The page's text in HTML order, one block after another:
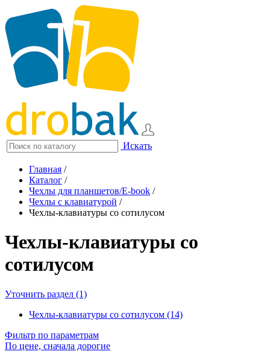
Искать
Главная /
Каталог /
Чехлы для планшетов/E-book /
Чехлы с клавиатурой /
Чехлы-клавиатуры со сотилусом
Чехлы-клавиатуры со
сотилусом
Уточнить раздел (1)
Чехлы-клавиатуры со сотилусом (14)
Фильтр по параметрам
По цене, сначала дорогие